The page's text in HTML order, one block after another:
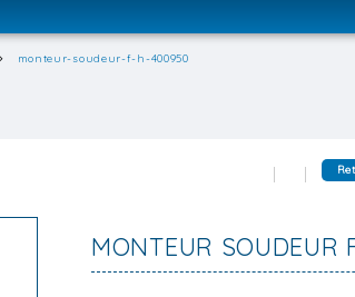
monteur-soudeur-f-h-400950
MONTEUR SOUDEUR